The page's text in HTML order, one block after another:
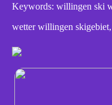
Keywords: willingen ski
wetter willingen